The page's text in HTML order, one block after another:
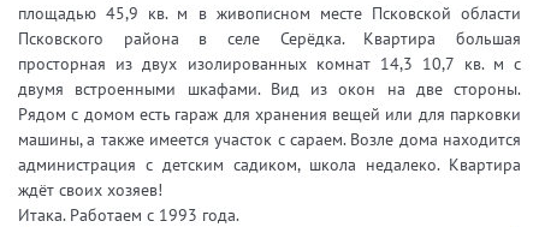
площадью 45,9 кв. м в живописном месте Псковской области
Псковского района в селе Серёдка. Квартира большая
просторная из двух изолированных комнат 14,3 10,7 кв. м с
двумя встроенными шкафами. Вид из окон на две стороны.
Рядом с домом есть гараж для хранения вещей или для парковки
машины, а также имеется участок с сараем. Возле дома находится
администрация с детским садиком, школа недалеко. Квартира
ждёт своих хозяев!
Итака. Работаем с 1993 года.